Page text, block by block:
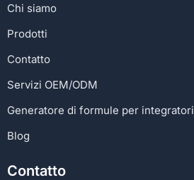
Chi siamo
Prodotti
Contatto
Servizi OEM/ODM
Generatore di formule per
Blog
Contatto